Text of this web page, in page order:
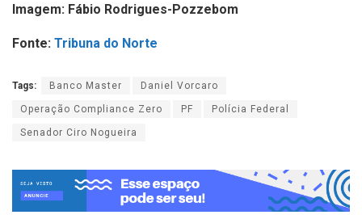
Imagem: Fábio Rodrigues-Pozzebom
Fonte: Tribuna do Norte
Tags: Banco Master Daniel Vorcaro
Operação Compliance Zero PF Polícia Federal
Senador Ciro Nogueira